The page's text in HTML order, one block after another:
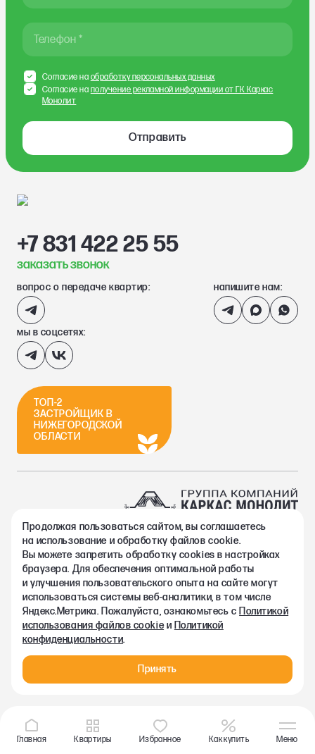
Телефон *
Отправить
Согласие на обработку персональных данных
Согласие на получение рекламной информации от ГК Каркас
Монолит
+7 831 422 25 55
заказать звонок
вопрос о передаче квартир: напишите нам:
мы в соцсетях:
ТОП-2
ЗАСТРОЙЩИК В
НИЖЕГОРОДСКОЙ
ОБЛАСТИ
2002-2026. Группа компаний Каркас Монолит
Политика конфиденциальности
Правовая информация
Согласие на обработку персональных данных
Согласие на получение рекламно-информационных материалов
Любая информация, представленная на данном сайте, носит
исключительно информационный характер и ни при каких
условиях не является публичной офертой, определяемой
Главная Квартиры Избранное Как купить Меню
Продолжая пользоваться сайтом, вы соглашаетесь
на использование и обработку файлов cookie.
Вы можете запретить обработку сookies в настройках
браузера. Для обеспечения оптимальной работы
и улучшения пользовательского опыта на сайте могут
использоваться системы веб-аналитики, в том числе
Яндекс.Метрика. Пожалуйста, ознакомьтесь с Политикой
использования файлов cookieи Политикой
конфиденциальности.
Принять